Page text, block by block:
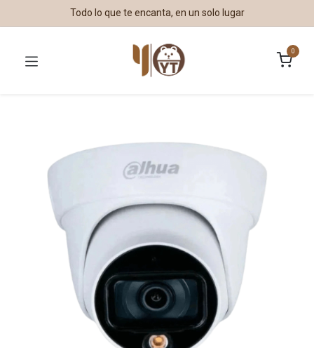
Todo lo que te encanta, en un solo lugar
0